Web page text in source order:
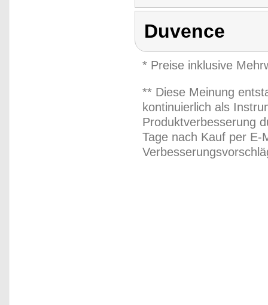
Duvence
* Preise inklusive
** Diese Meinung
kontinuierlich als
Produktverbesserung
Tage nach Kauf per E-